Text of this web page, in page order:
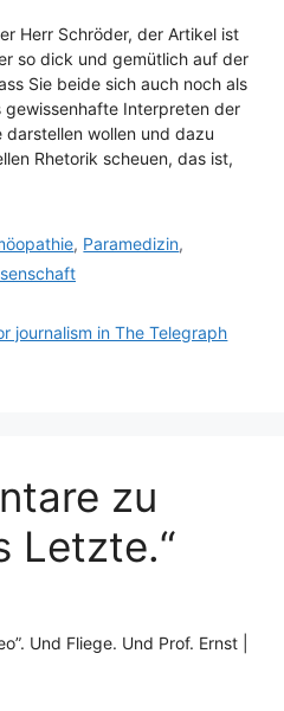
Herr Schröder, der Artikel ist
so dick und gemütlich auf der
Sie beide sich auch noch als
gewissenhafte Interpreten der
wollen und dazu
Rhetorik scheuen, das ist,
, Paramedizin,
journalism in The Telegraph
zu
Letzte.“
Und Fliege. Und Prof. Ernst |